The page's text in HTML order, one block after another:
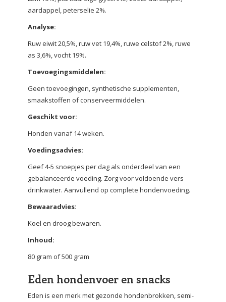
aardappel, peterselie 2%.
Analyse:
Ruw eiwit 20,5%, ruw vet 19,4%, ruwe celstof 2%, ruwe
as 3,6%, vocht 19%.
Toevoegingsmiddelen:
Geen toevoegingen, synthetische supplementen,
smaakstoffen of conserveermiddelen.
Geschikt voor:
Honden vanaf 14 weken.
Voedingsadvies:
Geef 4-5 snoepjes per dag als onderdeel van een
gebalanceerde voeding. Zorg voor voldoende vers
drinkwater. Aanvullend op complete hondenvoeding.
Bewaaradvies:
Koel en droog bewaren.
Inhoud:
80 gram of 500 gram
Eden hondenvoer en snacks
Eden is een merk met gezonde hondenbrokken, semi-